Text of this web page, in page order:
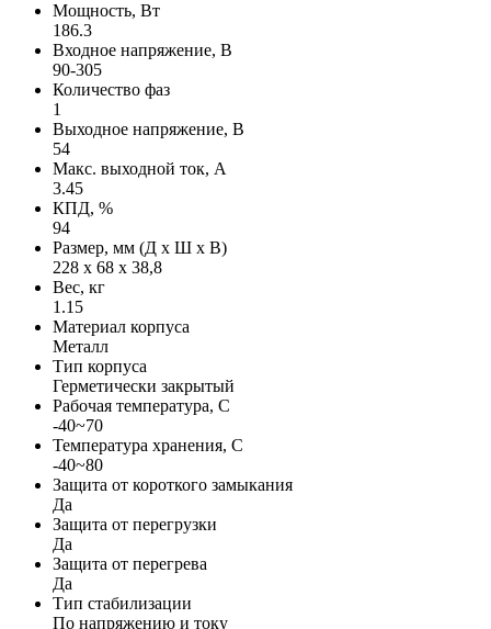
Мощность, Вт
186.3
Входное напряжение, В
90-305
Количество фаз
1
Выходное напряжение, В
54
Макс. выходной ток, А
3.45
КПД, %
94
Размер, мм (Д х Ш х В)
228 х 68 х 38,8
Вес, кг
1.15
Материал корпуса
Металл
Тип корпуса
Герметически закрытый
Рабочая температура, С
-40~70
Температура хранения, С
-40~80
Защита от короткого замыкания
Да
Защита от перегрузки
Да
Защита от перегрева
Да
Тип стабилизации
По напряжению и току